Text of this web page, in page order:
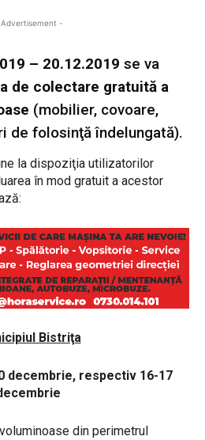
-
– 20.12.2019 se va
de colectare gratuită a
(mobilier, covoare,
de folosinţă îndelungată).
la dispoziţia utilizatorilor
în mod gratuit a acestor
Bistriţa
decembrie, respectiv 16-17
din perimetrul